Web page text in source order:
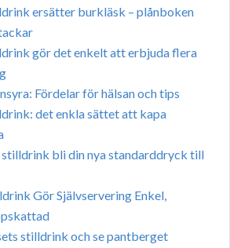
ersätter burkläsk – plånboken
gör det enkelt att erbjuda flera
Fördelar för hälsan och tips
det enkla sättet att kapa
stilldrink bli din nya standarddryck till
Gör Självservering Enkel,
stilldrink och se pantberget